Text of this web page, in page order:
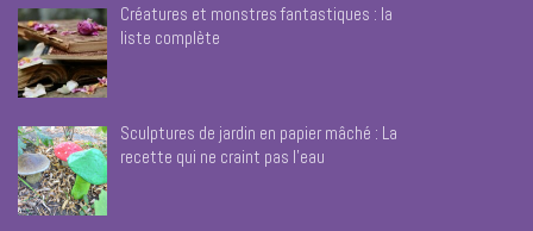
Créatures et monstres fantastiques : la
liste complète
Sculptures de jardin en papier mâché : La
recette qui ne craint pas l’eau